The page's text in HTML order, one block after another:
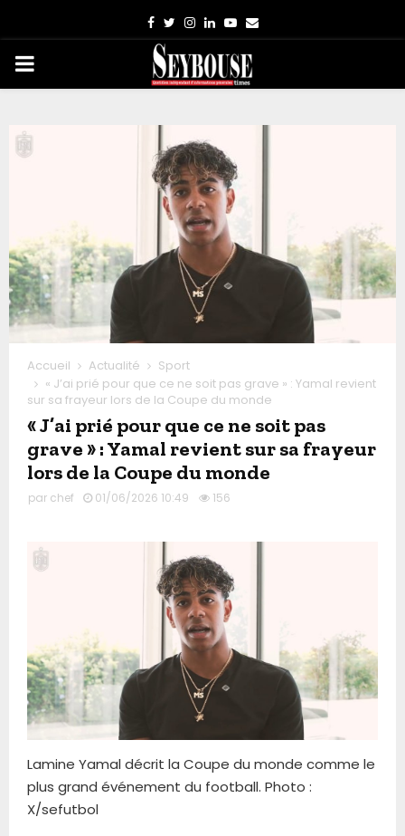
Facebook
TwitterInstagram
LinkedinYoutube
Email
PRIMARY
Accueil Actualité
Sport
« J’ai prié pour que ce ne soit pas grave » : Yamal revient
sur sa frayeur lors de la Coupe du monde
« J’ai prié pour que ce ne soit pas
grave » : Yamal revient sur sa frayeur
lors de la Coupe du monde
par chef 01/06/2026 10:49 156
Lamine Yamal décrit la Coupe du monde comme le
plus grand événement du football. Photo :
X/sefutbol